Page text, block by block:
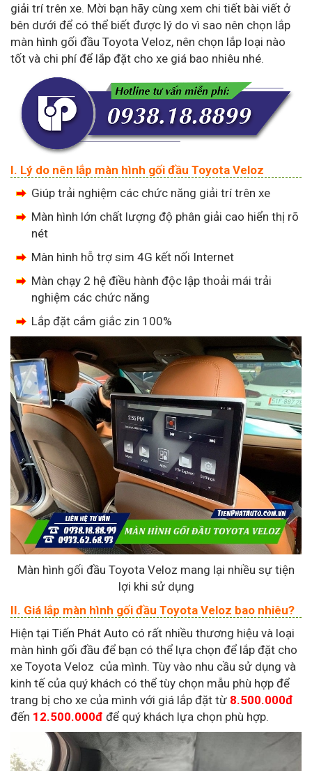
giải trí trên xe. Mời bạn hãy cùng xem chi tiết bài viết ở
bên dưới để có thể biết được lý do vì sao nên chọn lắp
màn hình gối đầu Toyota Veloz, nên chọn lắp loại nào
tốt và chi phí để lắp đặt cho xe giá bao nhiêu nhé.
I. Lý do nên lắp màn hình gối đầu Toyota Veloz
Giúp trải nghiệm các chức năng giải trí trên xe
Màn hình lớn chất lượng độ phân giải cao hiển thị rõ
nét
Màn hình hỗ trợ sim 4G kết nối Internet
Màn chạy 2 hệ điều hành độc lập thoải mái trải
nghiệm các chức năng
Lắp đặt cắm giắc zin 100%
Màn hình gối đầu Toyota Veloz mang lại nhiều sự tiện
lợi khi sử dụng
II. Giá lắp màn hình gối đầu Toyota Veloz bao nhiêu?
Hiện tại Tiến Phát Auto có rất nhiều thương hiệu và loại
màn hình gối đầu để bạn có thể lựa chọn để lắp đặt cho
xe Toyota Veloz của mình. Tùy vào nhu cầu sử dụng và
kinh tế của quý khách có thể tùy chọn mẫu phù hợp để
trang bị cho xe của mình với giá lắp đặt từ 8.500.000đ
đến 12.500.000đ để quý khách lựa chọn phù hợp.